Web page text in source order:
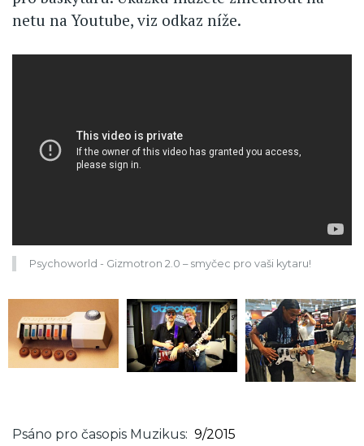
netu na Youtube, viz odkaz níže.
Psychoworld - Gizmotron 2.0 – smyčec pro vaši kytaru!
Psáno pro časopis Muzikus 9/2015